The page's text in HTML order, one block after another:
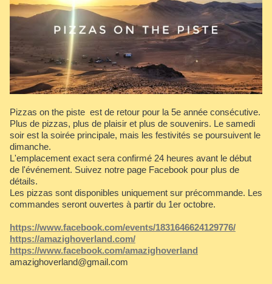
Pizzas on the piste est de retour pour la 5e année consécutive.
Plus de pizzas, plus de plaisir et plus de souvenirs. Le samedi
soir est la soirée principale, mais les festivités se poursuivent le
dimanche.
L'emplacement exact sera confirmé 24 heures avant le début
de l'événement. Suivez notre page Facebook pour plus de
détails.
Les pizzas sont disponibles uniquement sur précommande. Les
commandes seront ouvertes à partir du 1er octobre.
https://www.facebook.com/events/1831646624129776/
https://amazighoverland.com/
https://www.facebook.com/amazighoverland
amazighoverland@gmail.com